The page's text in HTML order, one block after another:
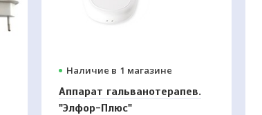
Наличие в 1 магазине
Аппарат гальванотерапев.
"Элфор-Плюс"